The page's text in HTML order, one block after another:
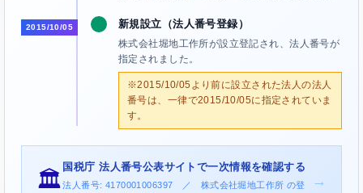
2015/10/05 新規設立（法人番号登録）
株式会社堀地工作所が設立登記され、法人番号が
指定されました。
※2015/10/05より前に設立された法人の法人
番号は、一律で2015/10/05に指定されていま
す。
🏛️
国税庁 法人番号公表サイトで一次情報を確認する
法人番号: 4170001006397 ／ 株式会社堀地工作所 の登
→